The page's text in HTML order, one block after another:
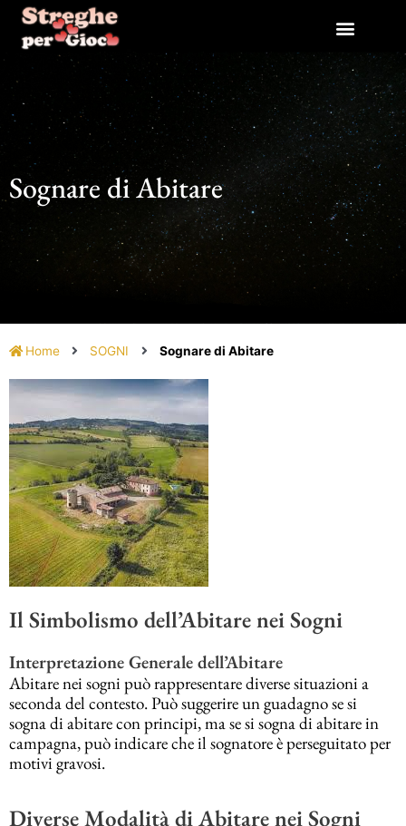
contenuto
Sognare di Abitare
Home SOGNI Sognare di Abitare
Il Simbolismo dell’Abitare nei Sogni
Interpretazione Generale dell’Abitare
Abitare nei sogni può rappresentare diverse situazioni a
seconda del contesto. Può suggerire un guadagno se si
sogna di abitare con principi, ma se si sogna di abitare in
campagna, può indicare che il sognatore è perseguitato per
motivi gravosi.
Diverse Modalità di Abitare nei Sogni